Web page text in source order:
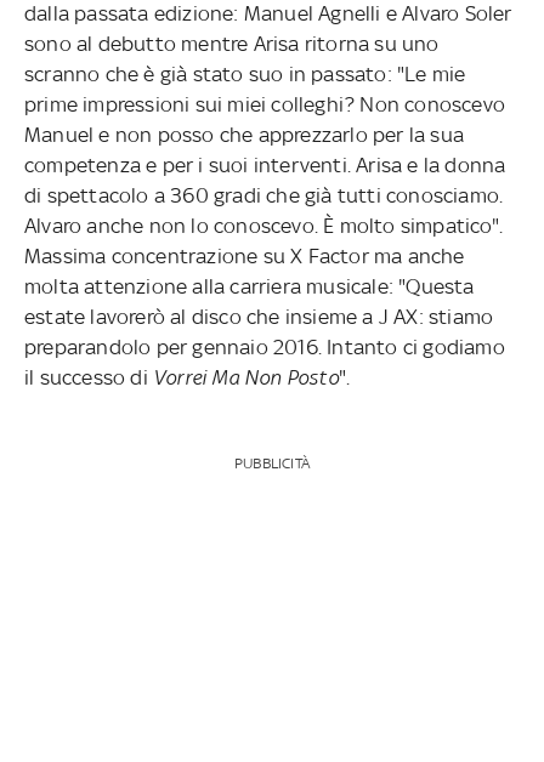
dalla passata edizione: Manuel Agnelli e Alvaro Soler
sono al debutto mentre Arisa ritorna su uno
scranno che è già stato suo in passato: "Le mie
prime impressioni sui miei colleghi? Non conoscevo
Manuel e non posso che apprezzarlo per la sua
competenza e per i suoi interventi. Arisa e la donna
di spettacolo a 360 gradi che già tutti conosciamo.
Alvaro anche non lo conoscevo. È molto simpatico".
Massima concentrazione su X Factor ma anche
molta attenzione alla carriera musicale: "Questa
estate lavorerò al disco che insieme a J AX: stiamo
preparandolo per gennaio 2016. Intanto ci godiamo
il successo di Vorrei Ma Non Posto".
PUBBLICITÀ